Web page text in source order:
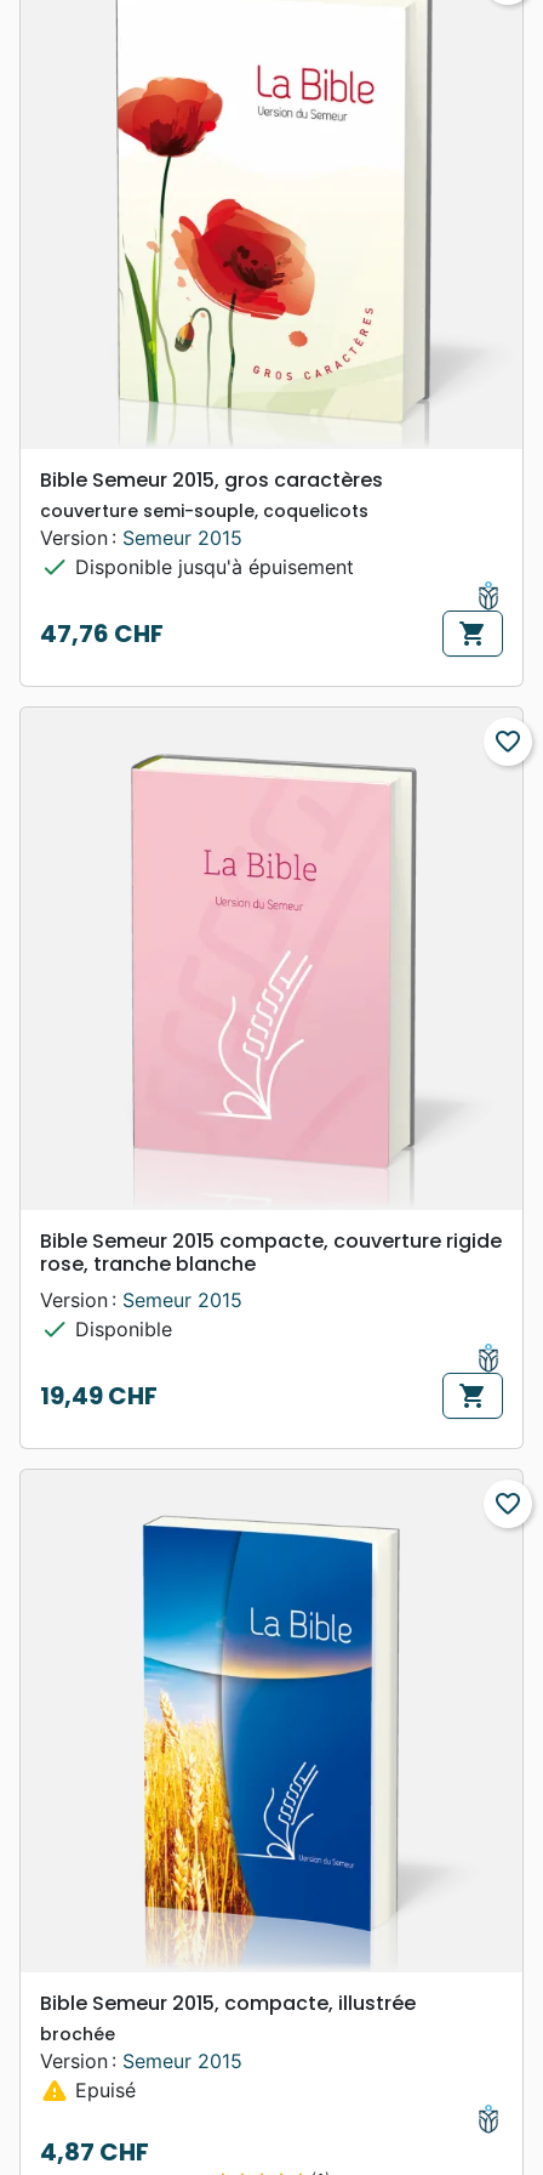
Bible Semeur 2015, gros caractères
couverture semi-souple, coquelicots
Version : Semeur 2015
check Disponible jusqu'à épuisement
Prix
47,76 CHF shopping_cart
favorite_border
Bible Semeur 2015 compacte, couverture rigide
rose, tranche blanche
Version : Semeur 2015
check Disponible
Prix
19,49 CHF shopping_cart
favorite_border
Bible Semeur 2015, compacte, illustrée
brochée
Version : Semeur 2015
warning Epuisé
Prix
4,87 CHF